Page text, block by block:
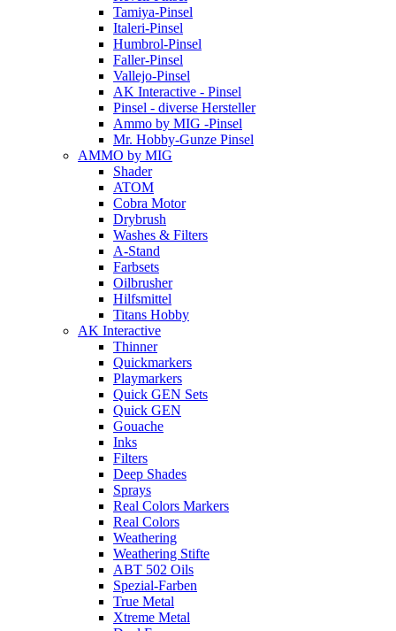
Tamiya-Pinsel
Italeri-Pinsel
Humbrol-Pinsel
Faller-Pinsel
Vallejo-Pinsel
AK Interactive - Pinsel
Pinsel - diverse Hersteller
Ammo by MIG -Pinsel
Mr. Hobby-Gunze Pinsel
AMMO by MIG
Shader
ATOM
Cobra Motor
Drybrush
Washes & Filters
A-Stand
Farbsets
Oilbrusher
Hilfsmittel
Titans Hobby
AK Interactive
Thinner
Quickmarkers
Playmarkers
Quick GEN Sets
Quick GEN
Gouache
Inks
Filters
Deep Shades
Sprays
Real Colors Markers
Real Colors
Weathering
Weathering Stifte
ABT 502 Oils
Spezial-Farben
True Metal
Xtreme Metal